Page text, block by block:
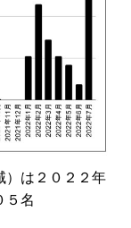
は２０２２年
５名